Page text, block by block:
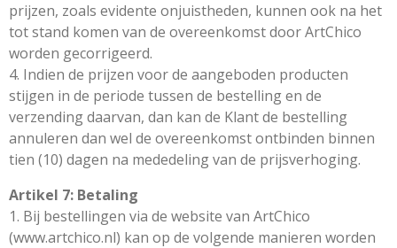
prijzen, zoals evidente onjuistheden, kunnen ook na het
tot stand komen van de overeenkomst door ArtChico
worden gecorrigeerd.
4. Indien de prijzen voor de aangeboden producten
stijgen in de periode tussen de bestelling en de
verzending daarvan, dan kan de Klant de bestelling
annuleren dan wel de overeenkomst ontbinden binnen
tien (10) dagen na mededeling van de prijsverhoging.
Artikel 7: Betaling
1. Bij bestellingen via de website van ArtChico
(www.artchico.nl) kan op de volgende manieren worden